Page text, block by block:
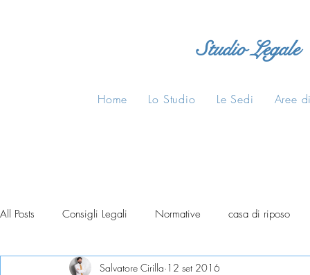
Studio Legale
Home Lo Studio Le Sedi Aree
All Posts Consigli Legali Normative casa di riposo
Salvatore Cirilla 12 set 2016